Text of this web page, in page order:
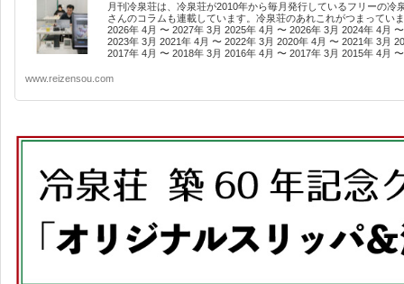
月刊冷泉荘は、冷泉荘が2010年から毎月発行しているフリーの
さんのコラムも連載しています。冷泉荘のあれこれがつまってい
2026年 4月 〜 2027年 3月 2025年 4月 〜 2026年 3月 2024年 4月
2023年 3月 2021年 4月 〜 2022年 3月 2020年 4月 〜 2021年 3月
2017年 4月 〜 2018年 3月 2016年 4月 〜 2017年 3月 2015年 4月
www.reizensou.com